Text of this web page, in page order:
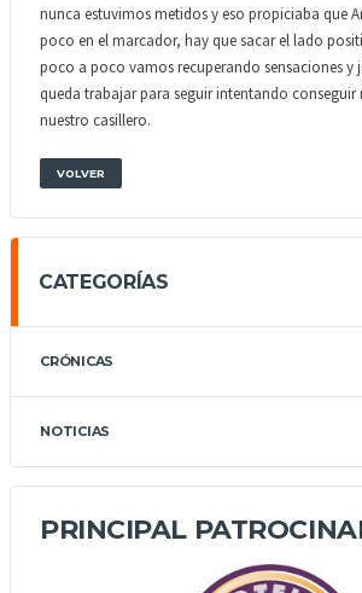
nunca estuvimos metidos y eso propiciaba que
poco en el marcador, hay que sacar el lado
poco a poco vamos recuperando sensaciones y
queda trabajar para seguir intentando conseguir
nuestro casillero.
VOLVER
CATEGORÍAS
CRÓNICAS
NOTICIAS
PRINCIPAL